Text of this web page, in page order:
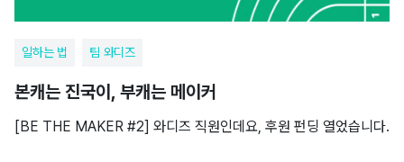
일하는 법 팀 와디즈
본캐는 진국이, 부캐는 메이커
[BE THE MAKER #2] 와디즈 직원인데요, 후원 펀딩 열었습니다.